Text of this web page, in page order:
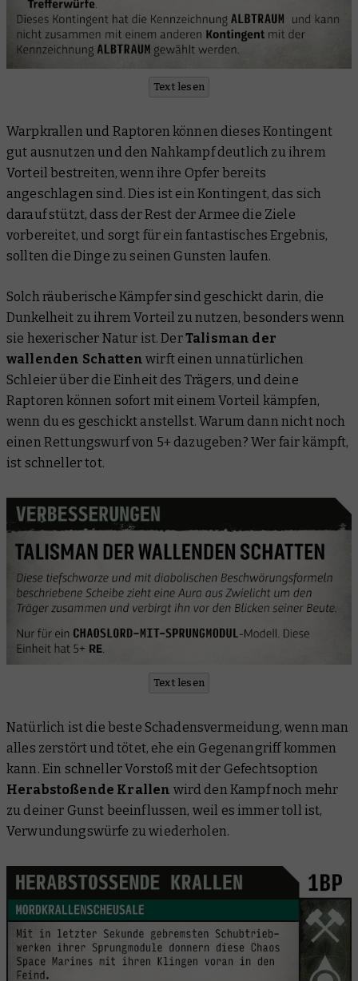
Text lesen
Warpkrallen und Raptoren können dieses Kontingent
gut ausnutzen und den Nahkampf deutlich zu ihrem
Vorteil bestreiten, wenn ihre Opfer bereits
angeschlagen sind. Dies ist ein Kontingent, das sich
darauf stützt, dass der Rest der Armee die Ziele
vorbereitet, und sorgt für ein fantastisches Ergebnis,
sollten die Dinge zu seinen Gunsten laufen.
Solch räuberische Kämpfer sind geschickt darin, die
Dunkelheit zu ihrem Vorteil zu nutzen, besonders wenn
sie hexerischer Natur ist. DerTalisman der
wallenden Schatten wirft einen unnatürlichen
Schleier über die Einheit des Trägers, und deine
Raptoren können sofort mit einem Vorteil kämpfen,
wenn du es geschickt anstellst. Warum dann nicht noch
einen Rettungswurf von 5+ dazugeben? Wer fair kämpft,
ist schneller tot.
Text lesen
Natürlich ist die beste Schadensvermeidung, wenn man
alles zerstört und tötet, ehe ein Gegenangriff kommen
kann. Ein schneller Vorstoß mit der Gefechtsoption
Herabstoßende Krallen wird den Kampf noch mehr
zu deiner Gunst beeinflussen, weil es immer toll ist,
Verwundungswürfe zu wiederholen.